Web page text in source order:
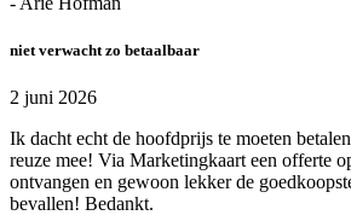
niet verwacht zo betaalbaar
2 juni 2026
Ik dacht echt de hoofdprijs te moeten
reuze mee! Via Marketingkaart een offerte
ontvangen en gewoon lekker de
bevallen! Bedankt.